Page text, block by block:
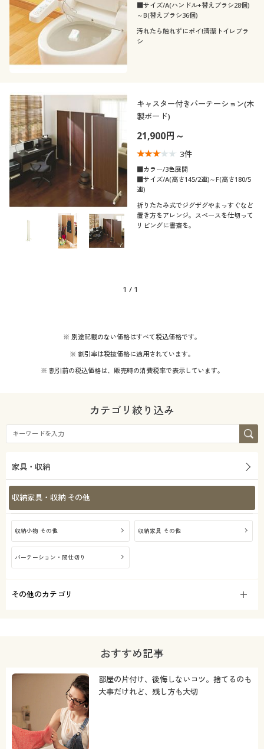
■サイズ/A(ハンドル+替えブラシ28個)
～B(替えブラシ36個)
汚れたら触れずにポイ!清潔トイレブラ
シ
キャスター付きパーテーション(木
製ボード)
21,900円～
3件
■カラー/3色展開
■サイズ/A(高さ145/2連)～F(高さ180/5
連)
折りたたみ式でジグザグやまっすぐなど
置き方をアレンジ。スペースを仕切って
リビングに書斎を。
1 / 1
※ 別途記載のない価格はすべて税込価格です。
※ 割引率は税抜価格に適用されています。
※ 割引前の税込価格は、販売時の消費税率で表示しています。
カテゴリ絞り込み
家具・収納
収納家具・収納 その他
収納小物 その他 収納家具 その他
パーテーション・間仕切り
その他のカテゴリ
おすすめ記事
部屋の片付け、後悔しないコツ。捨てるのも
大事だけれど、残し方も大切